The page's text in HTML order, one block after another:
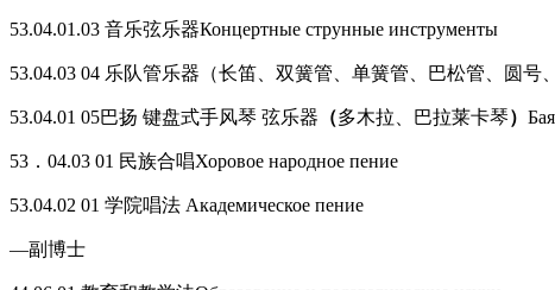
53.04.01.03 音乐弦乐器Концертные струнные инструменты
53.04.03 04 乐队管乐器（长笛、双簧管、单簧管、巴松管、圆号
53.04.01 05巴扬 键盘式手风琴 弦乐器 （多木拉、巴拉莱卡琴）
53．04.03 01 民族合唱Хоровое народное пение
53.04.02 01 学院唱法 Академическое пение
—副博士